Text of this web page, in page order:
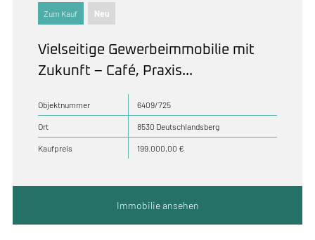
Zum Kauf Neu
Vielseitige Gewerbeimmobilie mit
Zukunft – Café, Praxis...
Objektnummer 6409/725
Ort 8530 Deutschlandsberg
Kaufpreis 199.000,00 €
Immobilie ansehen